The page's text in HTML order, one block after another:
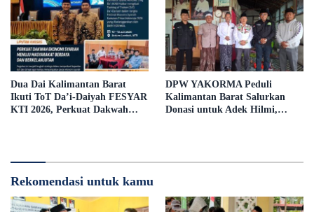
Dua Dai Kalimantan Barat
Ikuti ToT Da’i-Daiyah FESYAR
KTI 2026, Perkuat Dakwah
DPW YAKORMA Peduli
Kalimantan Barat Salurkan
Donasi untuk Adek Hilmi,
Rekomendasi untuk kamu